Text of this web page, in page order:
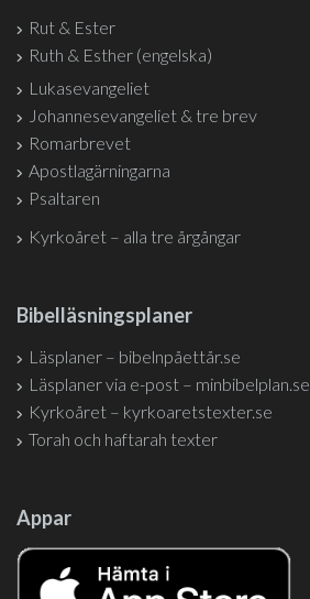
Rut & Ester
Ruth & Esther (engelska)
Lukasevangeliet
Johannesevangeliet & tre brev
Romarbrevet
Apostlagärningarna
Psaltaren
Kyrkoåret – alla tre årgångar
Bibelläsningsplaner
Läsplaner – bibelnpåettår.se
Läsplaner via e-post – minbibelplan.se
Kyrkoåret – kyrkoaretstexter.se
Torah och haftarah texter
Appar